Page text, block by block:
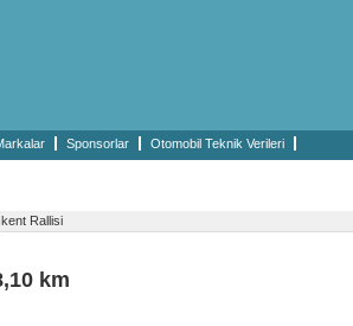
Sponsorlar Otomobil Teknik Verileri
Rallisi
km